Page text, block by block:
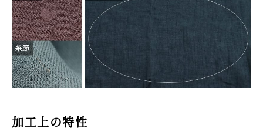
加工上の特性